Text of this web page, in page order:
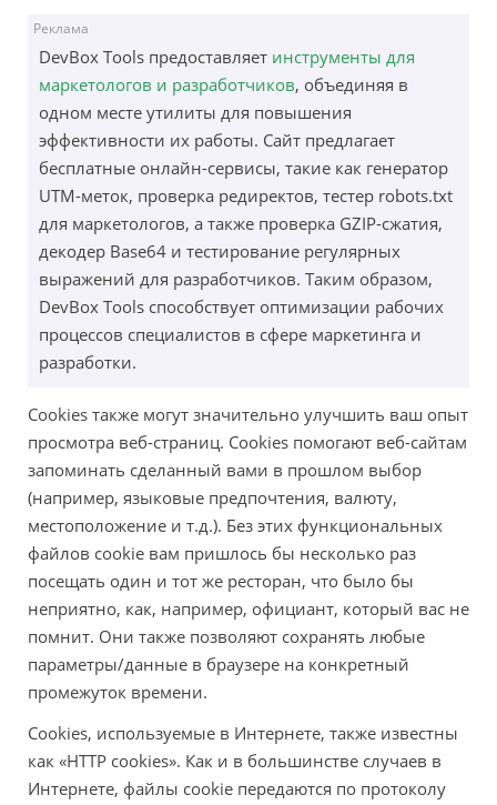
Реклама
​DevBox Tools предоставляет инструменты для
маркетологов и разработчиков, объединяя в
одном месте утилиты для повышения
эффективности их работы. Сайт предлагает
бесплатные онлайн-сервисы, такие как генератор
UTM-меток, проверка редиректов, тестер robots.txt
для маркетологов, а также проверка GZIP-сжатия,
декодер Base64 и тестирование регулярных
выражений для разработчиков. Таким образом,
DevBox Tools способствует оптимизации рабочих
процессов специалистов в сфере маркетинга и
разработки.
Cookies также могут значительно улучшить ваш опыт
просмотра веб-страниц. Cookies помогают веб-сайтам
запоминать сделанный вами в прошлом выбор
(например, языковые предпочтения, валюту,
местоположение и т.д.). Без этих функциональных
файлов cookie вам пришлось бы несколько раз
посещать один и тот же ресторан, что было бы
неприятно, как, например, официант, который вас не
помнит. Они также позволяют сохранять любые
параметры/данные в браузере на конкретный
промежуток времени.
Cookies, используемые в Интернете, также известны
как «HTTP cookies». Как и в большинстве случаев в
Интернете, файлы cookie передаются по протоколу